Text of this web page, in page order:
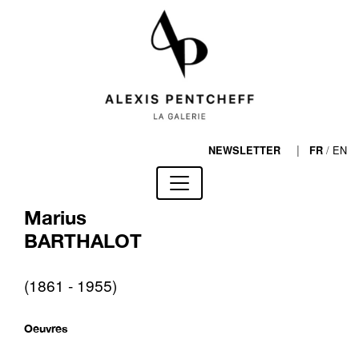
NEWSLETTER | FR / EN
Marius
BARTHALOT
(1861 - 1955)
Oeuvres